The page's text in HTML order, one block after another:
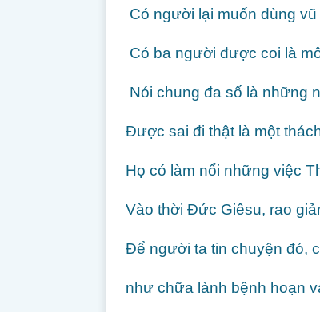
Có người lại muốn dùng
Có ba người được coi là
Nói chung đa số là những
Được sai đi thật là một
Họ có làm nổi những việc
Vào thời Đức Giêsu, rao
Để người ta tin chuyện đó,
như chữa lành bệnh hoạn